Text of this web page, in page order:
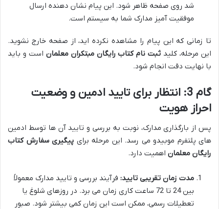
شد روی صفحه ظاهر شود. این پیام نشان دهنده ارسال
موفقیت آمیز مدارک شما به سیستم است.
تا زمانی که این پیام را مشاهده نکرده اید، از صفحه خارج نشوید.
این مرحله، کلید ثبت نام کتاب رایگان مبتکران معلمان است و باید
با نهایت دقت انجام شود.
گام 3: انتظار برای تایید ادمین و وضعیت
احراز هویت
پس از بارگذاری مدارک، نوبت به بررسی و تایید آن ها توسط ادمین
های پلتفرم موبیدو می رسد. این مرحله برای پیگیری سفارش کتاب
رایگان معلمان اهمیت دارد.
مدت زمان تقریبی تایید: فرآیند بررسی و تایید مدارک معمولاً
بین 24 تا 72 ساعت کاری زمان می برد. در روزهای شلوغ یا
تعطیلات رسمی، ممکن است این زمان کمی بیشتر شود. صبور